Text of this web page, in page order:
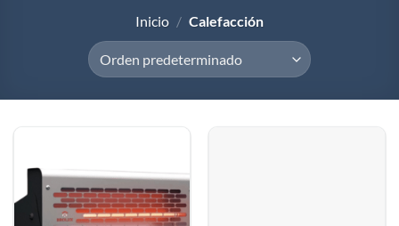
Inicio / Calefacción